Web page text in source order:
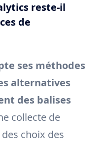
reste-il
de
ses méthodes
alternatives
des balises
collecte de
choix des